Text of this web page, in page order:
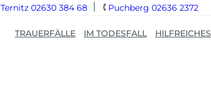
Ternitz 02630 384 68 Puchberg 02636 2372
TRAUERFÄLLE IM TODESFALL HILFREICHES